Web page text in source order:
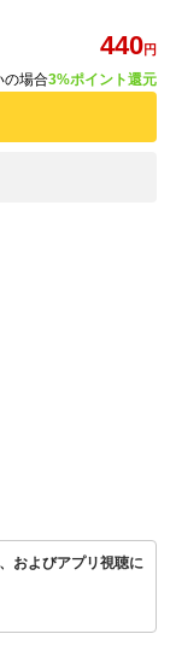
440円
の場合3%ポイント還元
およびアプリ視聴に